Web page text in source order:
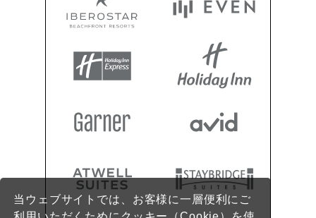
当ウェブサイトでは、お客様に一層便利にご